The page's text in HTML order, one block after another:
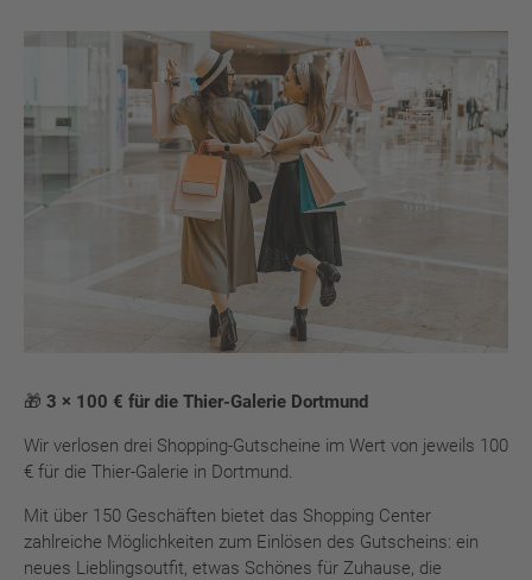
🎁 3 × 100 € für die Thier-Galerie Dortmund
Wir verlosen drei Shopping-Gutscheine im Wert von jeweils 100
€ für die Thier-Galerie in Dortmund.
Mit über 150 Geschäften bietet das Shopping Center
zahlreiche Möglichkeiten zum Einlösen des Gutscheins: ein
neues Lieblingsoutfit, etwas Schönes für Zuhause, die